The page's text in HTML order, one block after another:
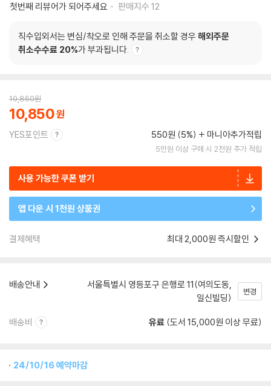
첫번째 리뷰어가 되어주세요
판매지수 12
직수입외서는 변심/착오로 인해 주문을 취소할 경우 해외주문
취소수수료 20%가 부과됩니다.
10,850원
10,850
YES포인트 550원 (5%) 마니아추가적립
5만원 이상 구매 시 2천원 추가 적립
사용 가능한 쿠폰 받기
앱 다운 시 1천원 상품권
결제혜택 최대 2,000원 즉시할인
배송안내
서울특별시 영등포구 은행로 11(여의도동,
일신빌딩)
변경
배송비 유료 (도서 15,000원 이상 무료)
24/10/16 예약마감